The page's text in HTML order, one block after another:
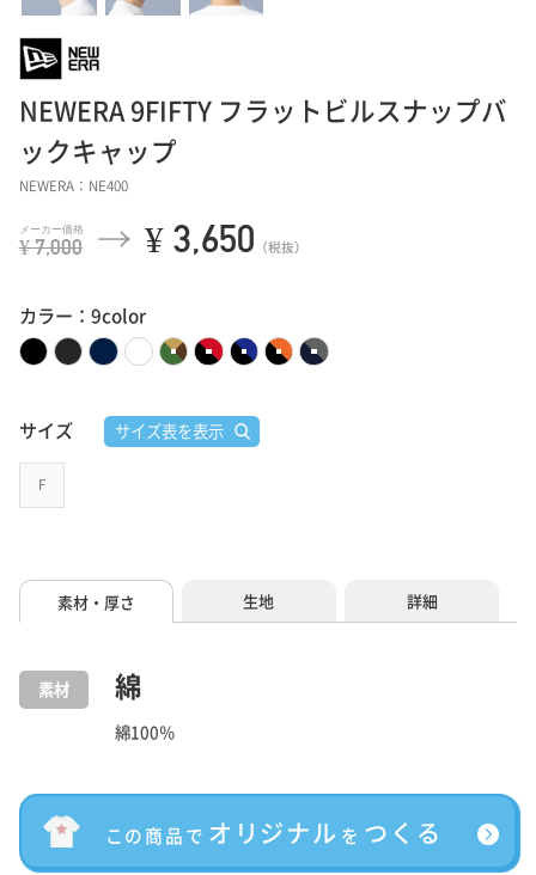
NEWERA 9FIFTY フラットビルスナップバ
ックキャップ
NEWERA：NE400
¥ 7,000 ¥ 3,650 （税抜）
カラー：9color
サイズ サイズ表を表示
F
素材・厚さ 生地 詳細
素材 綿
綿100％
この商品で オリジナル を つくる